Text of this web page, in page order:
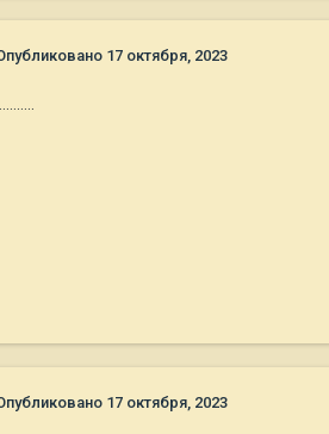
17 октября, 2023
17 октября, 2023